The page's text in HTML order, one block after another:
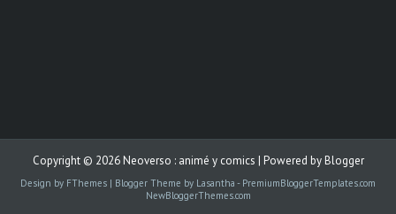
Copyright © 2026Neoverso : animé y comics | Powered byBlogger
Design by FThemes | Blogger Theme by Lasantha - PremiumBloggerTemplates.com
NewBloggerThemes.com